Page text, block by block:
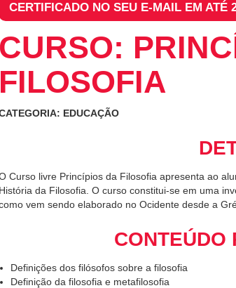
CERTIFICADO NO SEU E-MAIL EM ATÉ
CURSO:
FILOSOFIA
EDUCAÇÃO
Curso livre Princípios da Filosofia apresenta ao
História da Filosofia. O curso constitui-se em uma
vem sendo elaborado no Ocidente desde a
CONTEÚDO
Definições dos filósofos sobre a filosofia
Definição da filosofia e metafilosofia